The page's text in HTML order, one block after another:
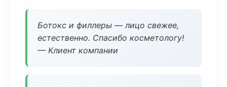
Ботокс и филлеры — лицо свежее,
естественно. Спасибо косметологу!
— Клиент компании